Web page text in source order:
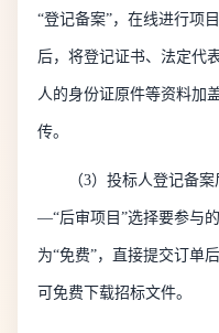
“登记备案”，在线进行项
后，将登记证书、法定代
人的身份证原件等资料加
传。
（3）投标人登记备
—“后审项目”选择要参与
为“免费”，直接提交订单
可免费下载招标文件。